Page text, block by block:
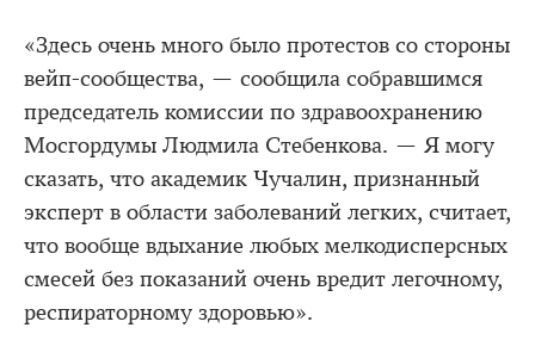
«Здесь очень много было протестов со стороны
вейп-сообщества, — сообщила собравшимся
председатель комиссии по здравоохранению
Мосгордумы Людмила Стебенкова. — Я могу
сказать, что академик Чучалин, признанный
эксперт в области заболеваний легких, считает,
что вообще вдыхание любых мелкодисперсных
смесей без показаний очень вредит легочному,
респираторному здоровью».